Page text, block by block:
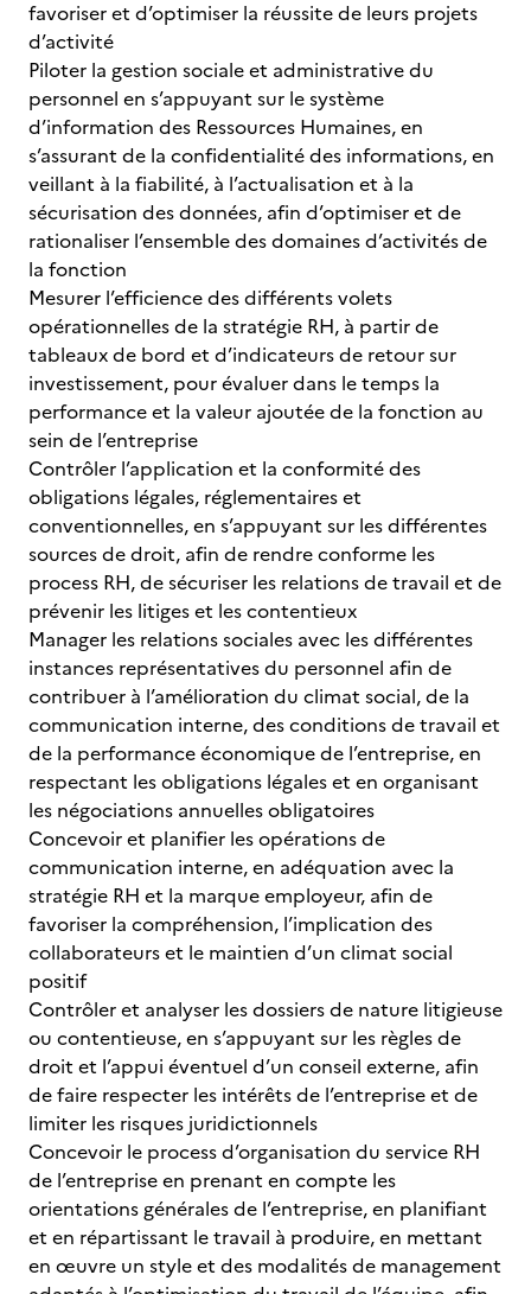
favoriser et d’optimiser la réussite de leurs projets
d’activité
Piloter la gestion sociale et administrative du
personnel en s’appuyant sur le système
d’information des Ressources Humaines, en
s’assurant de la confidentialité des informations, en
veillant à la fiabilité, à l’actualisation et à la
sécurisation des données, afin d’optimiser et de
rationaliser l’ensemble des domaines d’activités de
la fonction
Mesurer l’efficience des différents volets
opérationnelles de la stratégie RH, à partir de
tableaux de bord et d’indicateurs de retour sur
investissement, pour évaluer dans le temps la
performance et la valeur ajoutée de la fonction au
sein de l’entreprise
Contrôler l’application et la conformité des
obligations légales, réglementaires et
conventionnelles, en s’appuyant sur les différentes
sources de droit, afin de rendre conforme les
process RH, de sécuriser les relations de travail et de
prévenir les litiges et les contentieux
Manager les relations sociales avec les différentes
instances représentatives du personnel afin de
contribuer à l’amélioration du climat social, de la
communication interne, des conditions de travail et
de la performance économique de l’entreprise, en
respectant les obligations légales et en organisant
les négociations annuelles obligatoires
Concevoir et planifier les opérations de
communication interne, en adéquation avec la
stratégie RH et la marque employeur, afin de
favoriser la compréhension, l’implication des
collaborateurs et le maintien d’un climat social
positif
Contrôler et analyser les dossiers de nature litigieuse
ou contentieuse, en s’appuyant sur les règles de
droit et l’appui éventuel d’un conseil externe, afin
de faire respecter les intérêts de l’entreprise et de
limiter les risques juridictionnels
Concevoir le process d’organisation du service RH
de l’entreprise en prenant en compte les
orientations générales de l’entreprise, en planifiant
et en répartissant le travail à produire, en mettant
en œuvre un style et des modalités de management